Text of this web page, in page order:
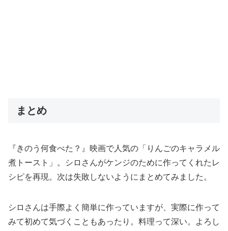
まとめ
『きのう何食べた？』映画で人気の「りんごのキャラメル
煮トースト」。シロさんがケンジのために作ってくれたレ
シピを再現。次は失敗しないようにまとめてみました。
シロさんは手際よく簡単に作っていますが、実際に作って
みて初めて気づくこともあったり。料理って深い。よろし